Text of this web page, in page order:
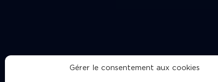
Gérer le consentement aux cookies